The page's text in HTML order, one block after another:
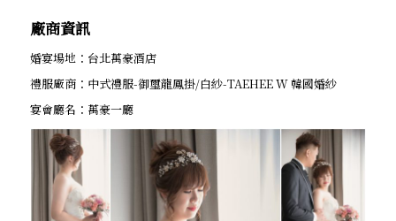
廠商資訊
婚宴場地：台北萬豪酒店
禮服廠商：中式禮服-御璽龍鳳掛/白紗-TAEHEE W 韓國婚紗
宴會廳名：萬豪一廳